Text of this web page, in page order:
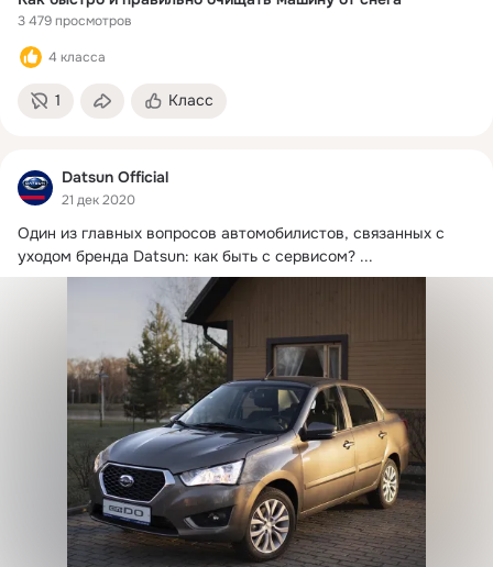
3 479 просмотров
4 класса
1 Класс
Datsun Official
21 дек 2020
Один из главных вопросов автомобилистов, связанных с
уходом бренда Datsun: как быть с сервисом? ...